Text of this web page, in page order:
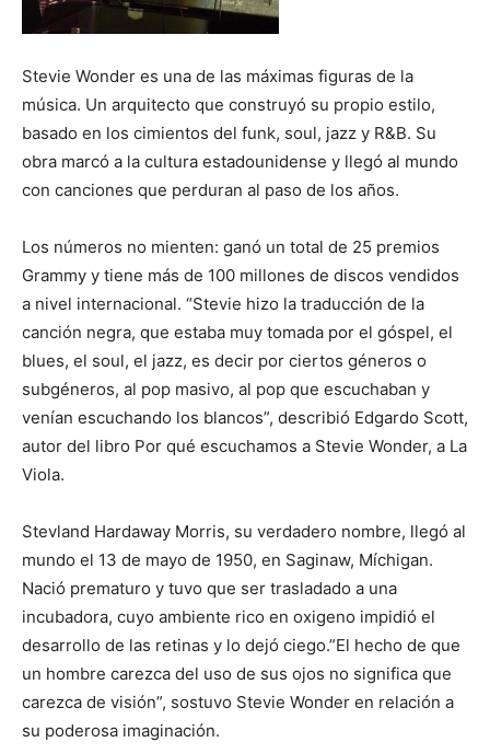
Stevie Wonder es una de las máximas figuras de la
música. Un arquitecto que construyó su propio estilo,
basado en los cimientos del funk, soul, jazz y R&B. Su
obra marcó a la cultura estadounidense y llegó al mundo
con canciones que perduran al paso de los años.
Los números no mienten: ganó un total de 25 premios
Grammy y tiene más de 100 millones de discos vendidos
a nivel internacional. “Stevie hizo la traducción de la
canción negra, que estaba muy tomada por el góspel, el
blues, el soul, el jazz, es decir por ciertos géneros o
subgéneros, al pop masivo, al pop que escuchaban y
venían escuchando los blancos”, describió Edgardo Scott,
autor del libro Por qué escuchamos a Stevie Wonder, a La
Viola.
Stevland Hardaway Morris, su verdadero nombre, llegó al
mundo el 13 de mayo de 1950, en Saginaw, Míchigan.
Nació prematuro y tuvo que ser trasladado a una
incubadora, cuyo ambiente rico en oxigeno impidió el
desarrollo de las retinas y lo dejó ciego.”El hecho de que
un hombre carezca del uso de sus ojos no significa que
carezca de visión”, sostuvo Stevie Wonder en relación a
su poderosa imaginación.